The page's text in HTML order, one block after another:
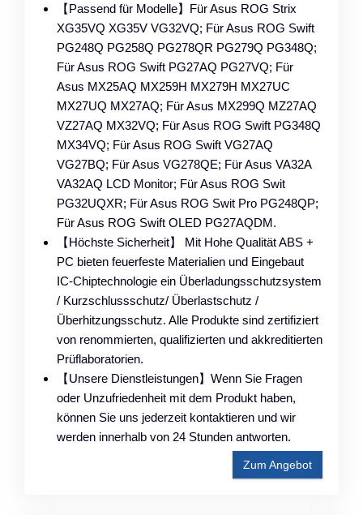
【Passend für Modelle】Für Asus ROG Strix
XG35VQ XG35V VG32VQ; Für Asus ROG Swift
PG248Q PG258Q PG278QR PG279Q PG348Q;
Für Asus ROG Swift PG27AQ PG27VQ; Für
Asus MX25AQ MX259H MX279H MX27UC
MX27UQ MX27AQ; Für Asus MX299Q MZ27AQ
VZ27AQ MX32VQ; Für Asus ROG Swift PG348Q
MX34VQ; Für Asus ROG Swift VG27AQ
VG27BQ; Für Asus VG278QE; Für Asus VA32A
VA32AQ LCD Monitor; Für Asus ROG Swit
PG32UQXR; Für Asus ROG Swit Pro PG248QP;
Für Asus ROG Swift OLED PG27AQDM.
【Höchste Sicherheit】 Mit Hohe Qualität ABS +
PC bieten feuerfeste Materialien und Eingebaut
IC-Chiptechnologie ein Überladungsschutzsystem
/ Kurzschlussschutz/ Überlastschutz /
Überhitzungsschutz. Alle Produkte sind zertifiziert
von renommierten, qualifizierten und akkreditierten
Prüflaboratorien.
【Unsere Dienstleistungen】Wenn Sie Fragen
oder Unzufriedenheit mit dem Produkt haben,
können Sie uns jederzeit kontaktieren und wir
werden innerhalb von 24 Stunden antworten.
Zum Angebot